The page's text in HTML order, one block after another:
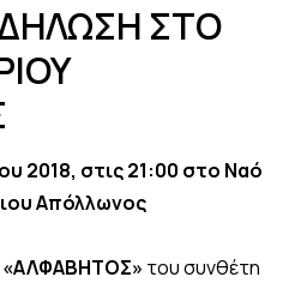
ΣΤΟ
2018, στις 21:00 στο Ναό
Απόλλωνος
«ΑΛΦΑΒΗΤΟΣ» του συνθέτη